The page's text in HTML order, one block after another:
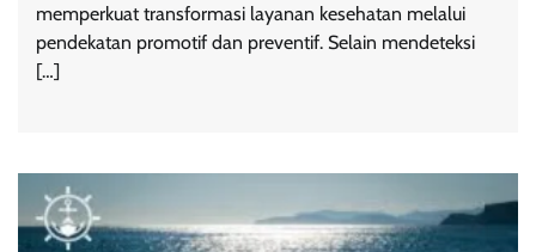
memperkuat transformasi layanan kesehatan melalui
pendekatan promotif dan preventif. Selain mendeteksi
[…]